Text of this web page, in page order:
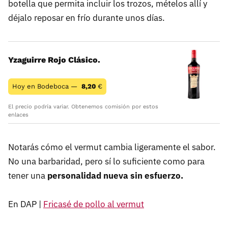
botella que permita incluir los trozos, mételos allí y
déjalo reposar en frío durante unos días.
Yzaguirre Rojo Clásico.
Hoy en Bodeboca — 8,20 €
El precio podría variar. Obtenemos comisión por estos
enlaces
Notarás cómo el vermut cambia ligeramente el sabor.
No una barbaridad, pero sí lo suficiente como para
tener una personalidad nueva sin esfuerzo.
En DAP | Fricasé de pollo al vermut